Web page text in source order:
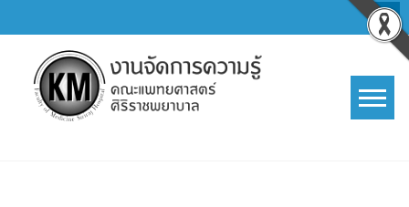
to
content